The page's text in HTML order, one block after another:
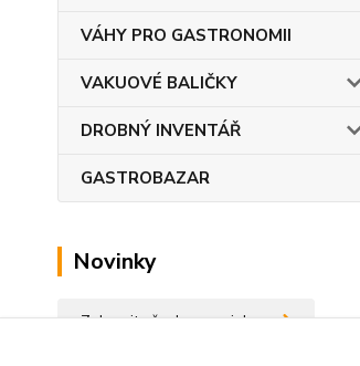
VÁHY PRO GASTRONOMII
VAKUOVÉ BALIČKY
DROBNÝ INVENTÁŘ
GASTROBAZAR
Novinky
Zobrazit všechny novinky